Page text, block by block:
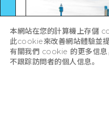
本網站在您的計算機上存儲
此cookie來改善網站體驗並提
有關我們 cookie 的更多信息
不跟踪訪問者的個人信息。